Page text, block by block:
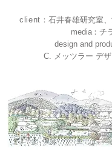
client ： 石井春雄研究室
media：チ
design and
C. メッツラー デ